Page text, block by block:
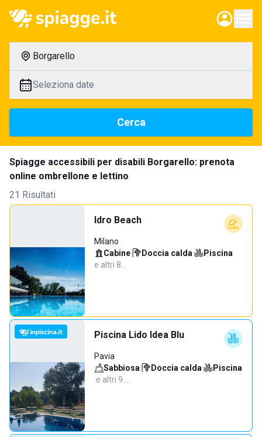
Borgarello
Seleziona date
Cerca
Spiagge accessibili per disabili Borgarello: prenota
online ombrellone e lettino
21 Risultati
Idro Beach
Milano
Cabine· Doccia calda· Piscina·
e altri 8…
Piscina Lido Idea Blu
Pavia
Sabbiosa· Doccia calda·
Piscina
·e altri 9…